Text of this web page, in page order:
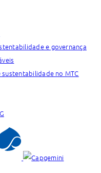
e governança
no MTC